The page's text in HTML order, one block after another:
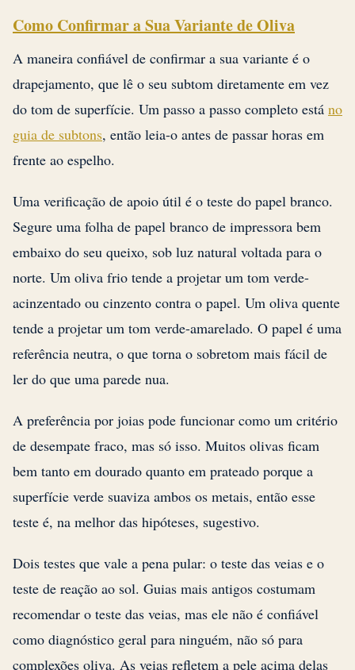
Como Confirmar a Sua Variante de Oliva
A maneira confiável de confirmar a sua variante é o
drapejamento, que lê o seu subtom diretamente em vez
do tom de superfície. Um passo a passo completo está no
guia de subtons, então leia-o antes de passar horas em
frente ao espelho.
Uma verificação de apoio útil é o teste do papel branco.
Segure uma folha de papel branco de impressora bem
embaixo do seu queixo, sob luz natural voltada para o
norte. Um oliva frio tende a projetar um tom verde-
acinzentado ou cinzento contra o papel. Um oliva quente
tende a projetar um tom verde-amarelado. O papel é uma
referência neutra, o que torna o sobretom mais fácil de
ler do que uma parede nua.
A preferência por joias pode funcionar como um critério
de desempate fraco, mas só isso. Muitos olivas ficam
bem tanto em dourado quanto em prateado porque a
superfície verde suaviza ambos os metais, então esse
teste é, na melhor das hipóteses, sugestivo.
Dois testes que vale a pena pular: o teste das veias e o
teste de reação ao sol. Guias mais antigos costumam
recomendar o teste das veias, mas ele não é confiável
como diagnóstico geral para ninguém, não só para
complexões oliva. As veias refletem a pele acima delas